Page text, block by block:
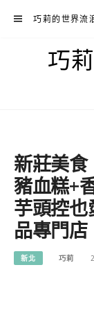
巧莉的世界流
巧
新莊美
豬血糕+
芋頭控
品專門店
新北 巧莉